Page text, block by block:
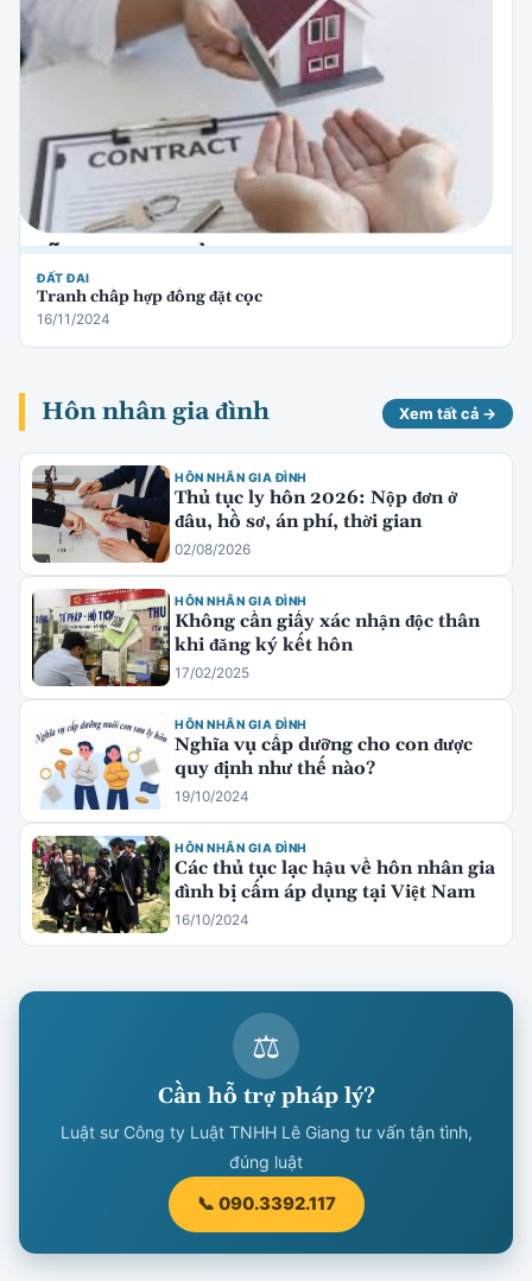
ĐẤT ĐAI
Tranh chấp hợp đồng đặt cọc
16/11/2024
Hôn nhân gia đình Xem tất cả →
HÔN NHÂN GIA ĐÌNH
Thủ tục ly hôn 2026: Nộp đơn ở
đâu, hồ sơ, án phí, thời gian
02/08/2026
HÔN NHÂN GIA ĐÌNH
Không cần giấy xác nhận độc thân
khi đăng ký kết hôn
17/02/2025
HÔN NHÂN GIA ĐÌNH
Nghĩa vụ cấp dưỡng cho con được
quy định như thế nào?
19/10/2024
HÔN NHÂN GIA ĐÌNH
Các thủ tục lạc hậu về hôn nhân gia
đình bị cấm áp dụng tại Việt Nam
16/10/2024
⚖
Cần hỗ trợ pháp lý?
Luật sư Công ty Luật TNHH Lê Giang tư vấn tận tình,
đúng luật
📞 090.3392.117